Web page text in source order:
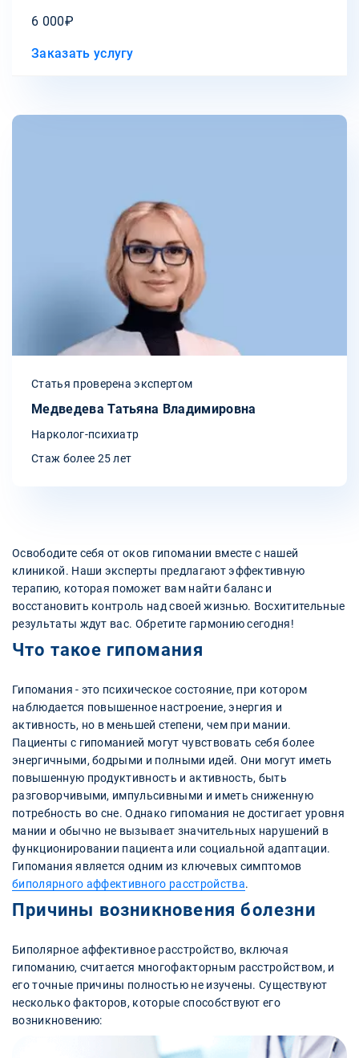
6 000₽
Заказать услугу
Статья проверена экспертом
Медведева Татьяна Владимировна
Нарколог-психиатр
Стаж более 25 лет
Освободите себя от оков гипомании вместе с нашей
клиникой. Наши эксперты предлагают эффективную
терапию, которая поможет вам найти баланс и
восстановить контроль над своей жизнью. Восхитительные
результаты ждут вас. Обретите гармонию сегодня!
Что такое гипомания
Гипомания - это психическое состояние, при котором
наблюдается повышенное настроение, энергия и
активность, но в меньшей степени, чем при мании.
Пациенты с гипоманией могут чувствовать себя более
энергичными, бодрыми и полными идей. Они могут иметь
повышенную продуктивность и активность, быть
разговорчивыми, импульсивными и иметь сниженную
потребность во сне. Однако гипомания не достигает уровня
мании и обычно не вызывает значительных нарушений в
функционировании пациента или социальной адаптации.
Гипомания является одним из ключевых симптомов
биполярного аффективного расстройства.
Причины возникновения болезни
Биполярное аффективное расстройство, включая
гипоманию, считается многофакторным расстройством, и
его точные причины полностью не изучены. Существуют
несколько факторов, которые способствуют его
возникновению: